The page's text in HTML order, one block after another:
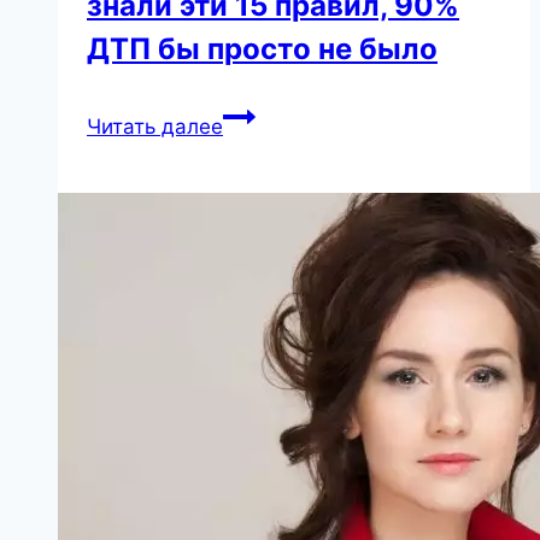
ДТП бы просто не было
Читать далееЕсли
правил,
90%
просто